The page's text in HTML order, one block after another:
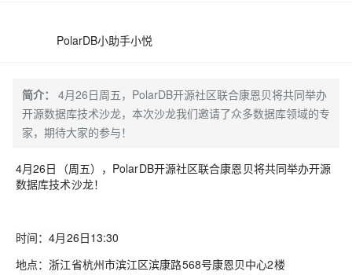
PolarDB小助手小悦
简介：
4月26日周五，PolarDB开源社区联合康恩贝将共同举办
开源数据库技术沙龙，本次沙龙我们邀请了众多数据库领域的专
家，期待大家的参与！
4月26日（周五） ，PolarDB开源社区联合康恩贝将共同举办开源
数据库技术沙龙！
时间：4月26日13:30
地点：浙江省杭州市滨江区滨康路568号康恩贝中心2楼